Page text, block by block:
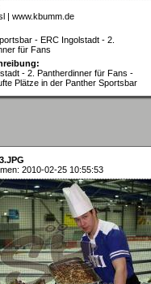
| www.kbumm.de
- ERC Ingolstadt - 2.
für Fans
- 2. Pantherdinner für Fans -
Plätze in der Panther Sportsbar
2010-02-25 10:55:53